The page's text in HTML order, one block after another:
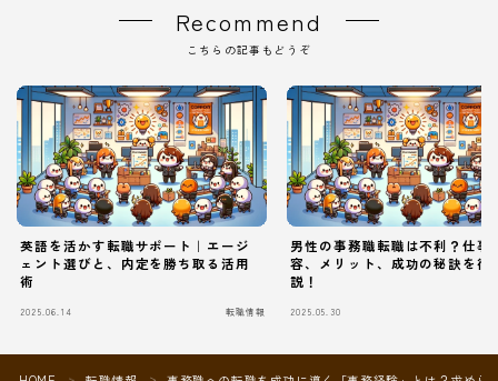
Follow Me
Recommend
こちらの記事もどうぞ
英語を活かす転職サポート｜エージ
ェント選びと、内定を勝ち取る活用
術
2025.06.14 転職情報
男性の事務職転職は不利？仕事
容、メリット、成功の秘訣を徹
説！
2025.05.30